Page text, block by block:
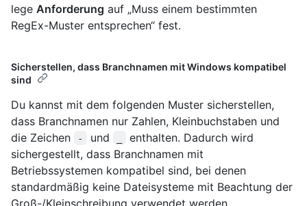
lege Anforderung auf „Muss einem bestimmten
RegEx-Muster entsprechen“ fest.
Sicherstellen, dass Branchnamen mit Windows kompatibel
sind
Du kannst mit dem folgenden Muster sicherstellen,
dass Branchnamen nur Zahlen, Kleinbuchstaben und
die Zeichen
- und
enthalten. Dadurch wird
sichergestellt, dass Branchnamen mit
Betriebssystemen kompatibel sind, bei denen
standardmäßig keine Dateisysteme mit Beachtung der
Groß-/Kleinschreibung verwendet werden.